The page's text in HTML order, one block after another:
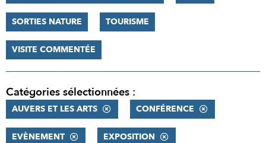
SORTIES NATURE TOURISME
VISITE COMMENTÉE
Catégories sélectionnées :
AUVERS ET LES ARTS CONFÉRENCE
EVÈNEMENT EXPOSITION